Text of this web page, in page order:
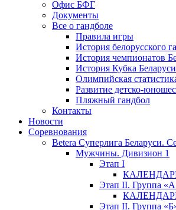
Офис БФГ
Документы
Все о гандболе
Правила игры
История белорусского
История чемпионатов
История Кубка Беларуси
Олимпийская
Развитие детско-
Пляжный гандбол
Контакты
Новости
Соревнования
Betera Суперлига Беларуси.
Мужчины. Дивизион 1
Этап I
Этап II. Группа
Этап II. Группа